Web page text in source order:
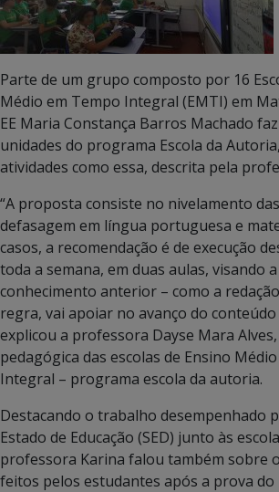
Parte de um grupo composto por 16
Médio em Tempo Integral (EMTI) em
EE Maria Constança Barros Machado
unidades do programa Escola da
atividades como essa, descrita pela
“A proposta consiste no nivelamento
defasagem em língua portuguesa e
casos, a recomendação é de execução
toda a semana, em duas aulas, visando
conhecimento anterior – como a
regra, vai apoiar no avanço do conteúdo
explicou a professora Dayse Mara
pedagógica das escolas de Ensino
Integral – programa escola da autoria.
Destacando o trabalho desempenhado
Estado de Educação (SED) junto às
professora Karina falou também sobre
feitos pelos estudantes após a prova do